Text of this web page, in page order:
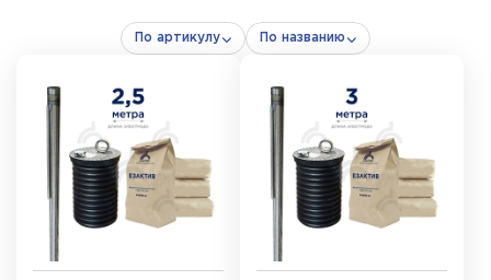
По артикулу По названию